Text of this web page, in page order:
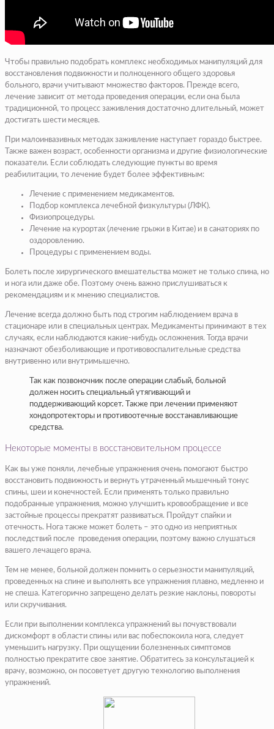
Чтобы правильно подобрать комплекс необходимых манипуляций для
восстановления подвижности и полноценного общего здоровья
больного, врачи учитывают множество факторов. Прежде всего,
лечение зависит от метода проведения операции, если она была
традиционной, то процесс заживления достаточно длительный, может
достигать шести месяцев.
При малоинвазивных методах заживление наступает гораздо быстрее.
Также важен возраст, особенности организма и другие физиологические
показатели. Если соблюдать следующие пункты во время
реабилитации, то лечение будет более эффективным:
Лечение с применением медикаментов.
Подбор комплекса лечебной физкультуры (ЛФК).
Физиопроцедуры.
Лечение на курортах (лечение грыжи в Китае) и в санаториях по
оздоровлению.
Процедуры с применением воды.
Болеть после хирургического вмешательства может не только спина, но
и нога или даже обе. Поэтому очень важно прислушиваться к
рекомендациям и к мнению специалистов.
Лечение всегда должно быть под строгим наблюдением врача в
стационаре или в специальных центрах. Медикаменты принимают в тех
случаях, если наблюдаются какие-нибудь осложнения. Тогда врачи
назначают обезболивающие и противовоспалительные средства
внутривенно или внутримышечно.
Так как позвоночник после операции слабый, больной
должен носить специальный утягивающий и
поддерживающий корсет. Также при лечении применяют
хондопротекторы и противоотечные восстанавливающие
средства.
Некоторые моменты в восстановительном процессе
Как вы уже поняли, лечебные упражнения очень помогают быстро
восстановить подвижность и вернуть утраченный мышечный тонус
спины, шеи и конечностей. Если применять только правильно
подобранные упражнения, можно улучшить кровообращение и все
застойные процессы прекратят развиваться. Пройдут спайки и
отечность. Нога также может болеть – это одно из неприятных
последствий после проведения операции, поэтому важно слушаться
вашего лечащего врача.
Тем не менее, больной должен помнить о серьезности манипуляций,
проведенных на спине и выполнять все упражнения плавно, медленно и
не спеша. Категорично запрещено делать резкие наклоны, повороты
или скручивания.
Если при выполнении комплекса упражнений вы почувствовали
дискомфорт в области спины или вас побеспокоила нога, следует
уменьшить нагрузку. При ощущении болезненных симптомов
полностью прекратите свое занятие. Обратитесь за консультацией к
врачу, возможно, он посоветует другую технологию выполнения
упражнений.